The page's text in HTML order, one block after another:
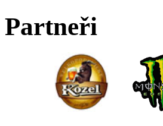
Partneři